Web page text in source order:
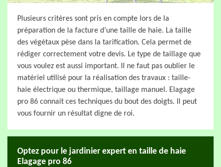
Plusieurs critères sont pris en compte lors de la
préparation de la facture d’une taille de haie. La taille
des végétaux pèse dans la tarification. Cela permet de
rédiger correctement votre devis. Le type de taillage que
vous voulez est aussi important. Il ne faut pas oublier le
matériel utilisé pour la réalisation des travaux : taille-
haie électrique ou thermique, taillage manuel. Elagage
pro 86 connait ces techniques du bout des doigts. Il peut
vous fournir un résultat digne de roi.
Optez pour le jardinier expert en taille de haie
Elagage pro 86